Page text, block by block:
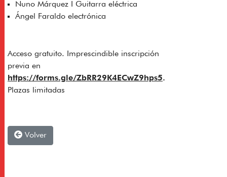
Nuno Márquez I Guitarra eléctrica
Ángel Faraldo electrónica
Acceso gratuito. Imprescindible inscripción
previa en
https://forms.gle/ZbRR29K4ECwZ9hps5.
Plazas limitadas
Volver